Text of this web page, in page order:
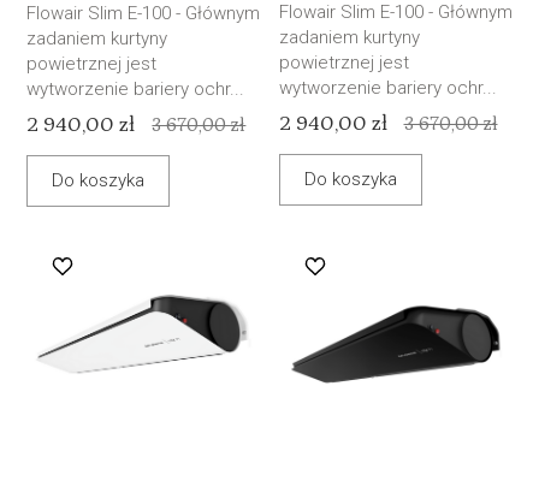
Flowair Slim E-100 - Głównym
zadaniem kurtyny
powietrznej jest
wytworzenie bariery ochr...
2 940,00 zł 3 670,00 zł
Do koszyka
Flowair Slim E-100 - Głównym
zadaniem kurtyny
powietrznej jest
wytworzenie bariery ochr...
2 940,00 zł 3 670,00 zł
Do koszyka